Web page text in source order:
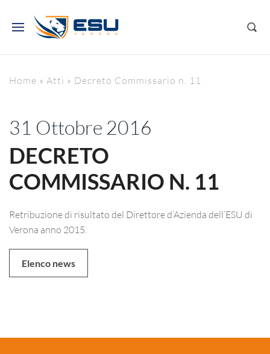
Home » Atti » Decreto Commissario n. 11
31 Ottobre 2016
DECRETO
COMMISSARIO N. 11
Retribuzione di risultato del Direttore d’Azienda dell’ESU di
Verona anno 2015.
Elenco news